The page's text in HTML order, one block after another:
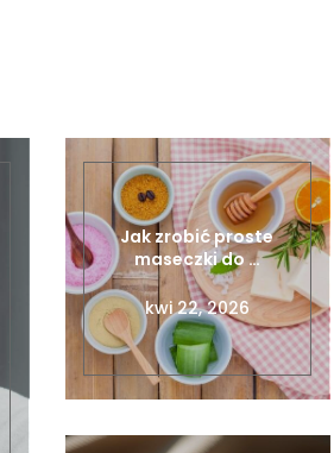
Jak zrobić proste
maseczki do …
kwi 22, 2026